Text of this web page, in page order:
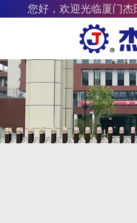
您好，欢迎光临厦门杰